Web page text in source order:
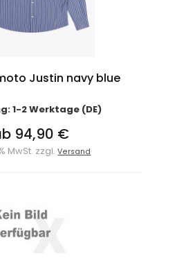
Justin navy blue
1-2 Werktage (DE)
94,90 €
MwSt. zzgl.Versand